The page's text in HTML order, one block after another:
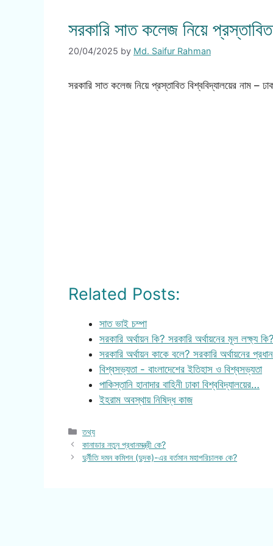
সরকারি সাত কলেজ নিয়ে
20/04/2025 by Md. Saifur Rahman
সরকারি সাত কলেজ নিয়ে প্রস্তাবিত বিশ্ববিদ্যালয়ের নাম –
Related Posts:
সাত ভাই চম্পা
সরকারি অর্থায়ন কি? সরকারি অর্থায়নের মূল লক্ষ্য
সরকারি অর্থায়ন কাকে বলে? সরকারি অর্থায়নের
বিশ্বসভ্যতা - বাংলাদেশের ইতিহাস ও বিশ্বসভ্যতা
পাকিস্তানি হানাদার বাহিনী ঢাকা বিশ্ববিদ্যালয়ের…
ইহরাম অবস্থায় নিষিদ্ধ কাজ
Categories
তথ্য
কানাডার নতুন প্রধানমন্ত্রী কে?
দুর্নীতি দমন কমিশন (দুদক)-এর বর্তমান মহাপরিচালক কে?